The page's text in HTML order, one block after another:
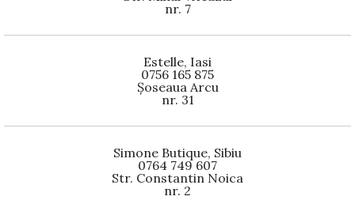
nr. 7
Estelle, Iasi
0756 165 875
Șoseaua Arcu
nr. 31
Simone Butique, Sibiu
0764 749 607
Str. Constantin Noica
nr. 2